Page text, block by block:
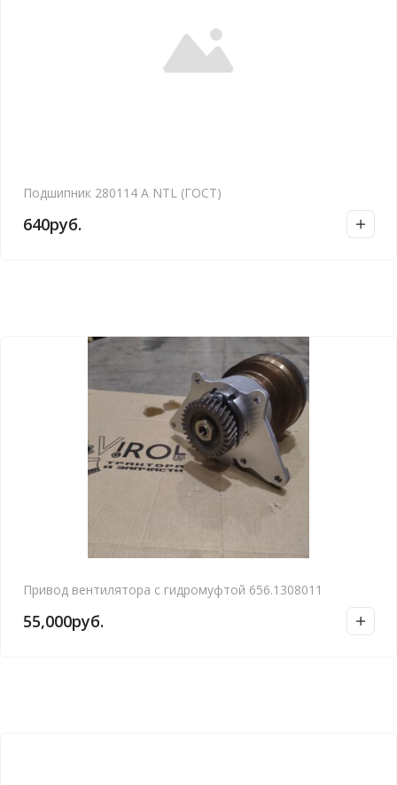
Подшипник 280114 А NTL (ГОСТ)
640руб.
Привод вентилятора с гидромуфтой 656.1308011
55,000руб.